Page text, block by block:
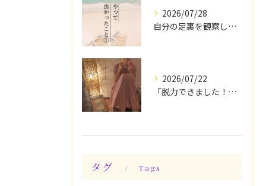
2026/07/28
自分の足裏を観察してみる！やって良かったぁ〜♪
2026/07/22
「脱力できました！」今日は私の時間♪全身メンテナンスデー☆
タグ Tags